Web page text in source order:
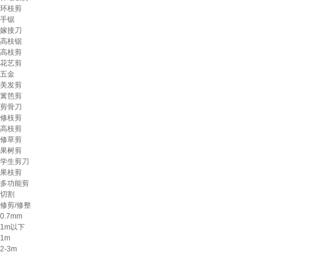
环枝剪
手锯
嫁接刀
高枝锯
高枝剪
花艺剪
五金
美发剪
篱笆剪
剪骨刀
修枝剪
高枝剪
修草剪
果树剪
学生剪刀
果枝剪
多功能剪
切割
修剪/修整
0.7mm
1m以下
1m
2-3m